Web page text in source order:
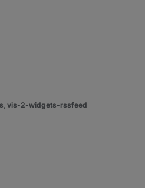
vis-2-widgets-rssfeed